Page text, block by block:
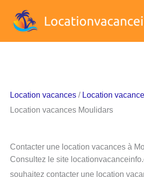
Location vacances / Location
Location vacances Moulidars
Contacter une location vacances à
Consultez le site
souhaitez contacter une location